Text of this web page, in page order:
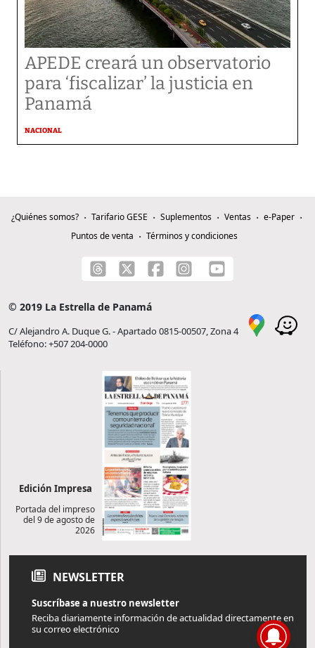
APEDE creará un observatorio
para ‘fiscalizar’ la justicia en
Panamá
NACIONAL
¿Quiénes somos? Tarifario GESE Suplementos Ventas
e-Paper
Puntos de venta
Términos y condiciones
© 2019 La Estrella de Panamá
C/ Alejandro A. Duque G. - Apartado 0815-00507, Zona 4
Teléfono: +507 204-0000
Edición Impresa
Portada del impreso
del 9 de agosto de
2026
NEWSLETTER
Suscríbase a nuestro newsletter
Reciba diariamente información de actualidad directamente en
su correo electrónico